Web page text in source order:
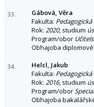
33.
Gábová, Věra
Fakulta:
Rok: 2020, studium
Program/obor
Obhajoba
34.
Helcl, Jakub
Fakulta:
Rok: 2016, studium
Program/obor
Obhajoba